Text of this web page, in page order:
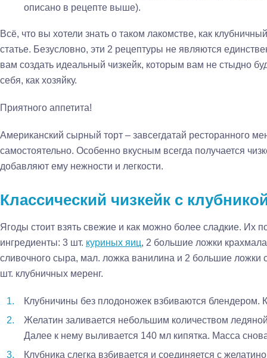
описано в рецепте выше).
Всё, что вы хотели знать о таком лакомстве, как
статье. Безусловно, эти 2 рецептуры не являются
вам создать идеальный чизкейк, которым вам не стыдно
себя, как хозяйку.
Приятного аппетита!
Американский сырный торт – завсегдатай ресторанного
самостоятельно. Особенно вкусным всегда получается
добавляют ему нежности и легкости.
Классический чизкейк с
Ягоды стоит взять свежие и как можно более сладкие. Их
ингредиенты: 3 шт. куриных яиц, 2 большие ложки
сливочного сыра, мал. ложка ванилина и 2 большие ложки
шт. клубничных меренг.
Клубничины без плодоножек взбиваются блендером.
Желатин заливается небольшим количеством
Далее к нему выливается 140 мл кипятка. Масса
Клубника слегка взбивается и соединяется с